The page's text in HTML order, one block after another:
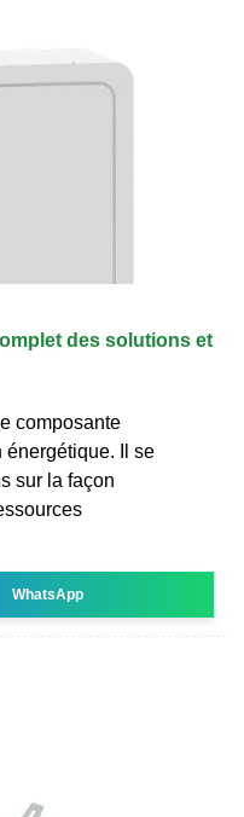
des solutions et
composante
énergétique. Il se
sur la façon
WhatsApp